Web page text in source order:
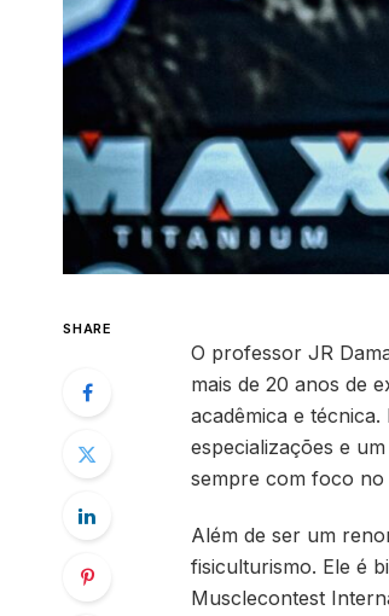
SHARE
O professor JR
mais de 20 anos de
acadêmica e
especializações e
sempre com foco
Além de ser um
fisiculturismo. Ele é
Musclecontest